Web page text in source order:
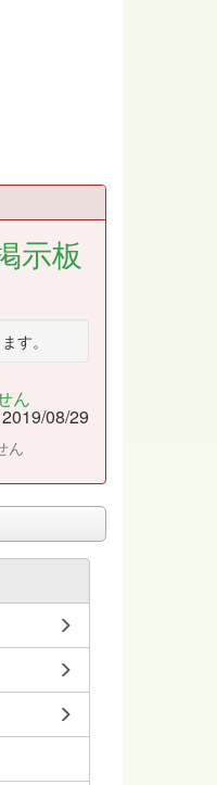
示板
す。
ん
2019/08/29
ん